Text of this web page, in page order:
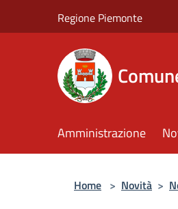
Regione Piemonte
Amministrazione
Home > Novità >